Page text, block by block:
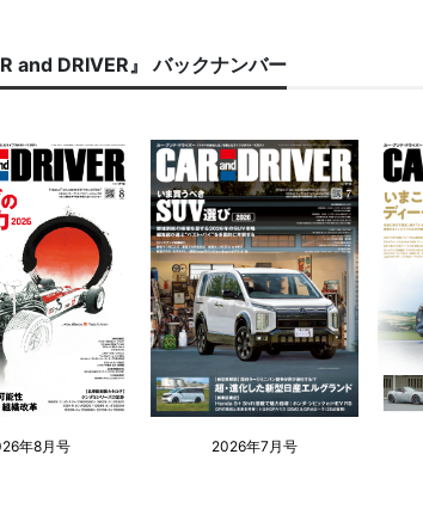
and DRIVER』 バックナンバー
年8月号 2026年7月号